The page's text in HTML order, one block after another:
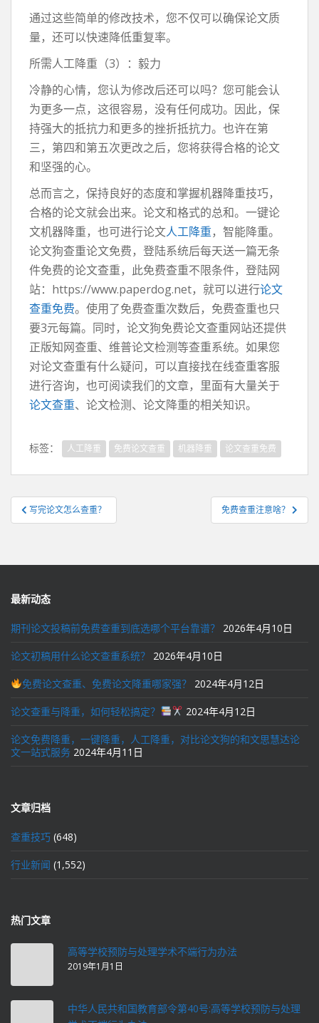
通过这些简单的修改技术，您不仅可以确保论文质
量，还可以快速降低重复率。
所需人工降重（3）：毅力
冷静的心情，您认为修改后还可以吗？您可能会认
为更多一点，这很容易，没有任何成功。因此，保
持强大的抵抗力和更多的挫折抵抗力。也许在第
三，第四和第五次更改之后，您将获得合格的论文
和坚强的心。
总而言之，保持良好的态度和掌握机器降重技巧，
合格的论文就会出来。论文和格式的总和。一键论
文机器降重，也可进行论文人工降重，智能降重。
论文狗查重论文免费，登陆系统后每天送一篇无条
件免费的论文查重，此免费查重不限条件，登陆网
站：https://www.paperdog.net，就可以进行论文
查重免费。使用了免费查重次数后，免费查重也只
要3元每篇。同时，论文狗免费论文查重网站还提供
正版知网查重、维普论文检测等查重系统。如果您
对论文查重有什么疑问，可以直接找在线查重客服
进行咨询，也可阅读我们的文章，里面有大量关于
论文查重、论文检测、论文降重的相关知识。
标签： 人工降重 免费论文查重 机器降重 论文查重免费
文
章
航
写完论文怎么查重？ 免费查重注意啥？
最新动态
期刊论文投稿前免费查重到底选哪个平台靠谱？ 2026年4月10日
论文初稿用什么论文查重系统？ 2026年4月10日
免费论文查重、免费论文降重哪家强？ 2024年4月12日
论文查重与降重，如何轻松搞定？ 2024年4月12日
论文免费降重，一键降重，人工降重，对比论文狗的和文思慧达论
文一站式服务 2024年4月11日
文章归档
查重技巧 (648)
行业新闻 (1,552)
热门文章
高等学校预防与处理学术不端行为办法
2019年1月1日
中华人民共和国教育部令第40号:高等学校预防与处理